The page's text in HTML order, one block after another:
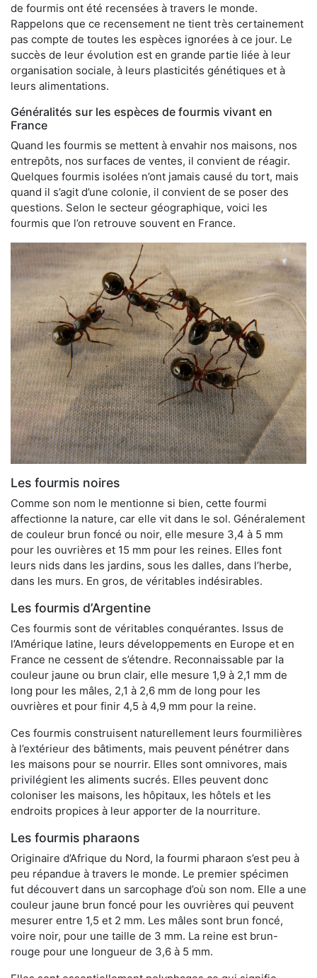
de fourmis ont été recensées à travers le monde.
Rappelons que ce recensement ne tient très certainement
pas compte de toutes les espèces ignorées à ce jour. Le
succès de leur évolution est en grande partie liée à leur
organisation sociale, à leurs plasticités génétiques et à
leurs alimentations.
Généralités sur les espèces de fourmis vivant en
France
Quand les fourmis se mettent à envahir nos maisons, nos
entrepôts, nos surfaces de ventes, il convient de réagir.
Quelques fourmis isolées n’ont jamais causé du tort, mais
quand il s’agit d’une colonie, il convient de se poser des
questions. Selon le secteur géographique, voici les
fourmis que l’on retrouve souvent en France.
Les fourmis noires
Comme son nom le mentionne si bien, cette fourmi
affectionne la nature, car elle vit dans le sol. Généralement
de couleur brun foncé ou noir, elle mesure 3,4 à 5 mm
pour les ouvrières et 15 mm pour les reines. Elles font
leurs nids dans les jardins, sous les dalles, dans l’herbe,
dans les murs. En gros, de véritables indésirables.
Les fourmis d’Argentine
Ces fourmis sont de véritables conquérantes. Issus de
l’Amérique latine, leurs développements en Europe et en
France ne cessent de s’étendre. Reconnaissable par la
couleur jaune ou brun clair, elle mesure 1,9 à 2,1 mm de
long pour les mâles, 2,1 à 2,6 mm de long pour les
ouvrières et pour finir 4,5 à 4,9 mm pour la reine.
Ces fourmis construisent naturellement leurs fourmilières
à l’extérieur des bâtiments, mais peuvent pénétrer dans
les maisons pour se nourrir. Elles sont omnivores, mais
privilégient les aliments sucrés. Elles peuvent donc
coloniser les maisons, les hôpitaux, les hôtels et les
endroits propices à leur apporter de la nourriture.
Les fourmis pharaons
Originaire d’Afrique du Nord, la fourmi pharaon s’est peu à
peu répandue à travers le monde. Le premier spécimen
fut découvert dans un sarcophage d’où son nom. Elle a une
couleur jaune brun foncé pour les ouvrières qui peuvent
mesurer entre 1,5 et 2 mm. Les mâles sont brun foncé,
voire noir, pour une taille de 3 mm. La reine est brun-
rouge pour une longueur de 3,6 à 5 mm.